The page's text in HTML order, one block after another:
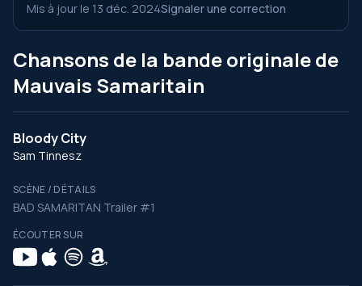
Mis à jour le 13 déc. 2024Signaler une correction
Chansons de la bande originale de
Mauvais Samaritain
Bloody City
Sam Tinnesz
SCÈNE / DÉTAILS
BAD SAMARITAN Trailer #1
ÉCOUTER SUR